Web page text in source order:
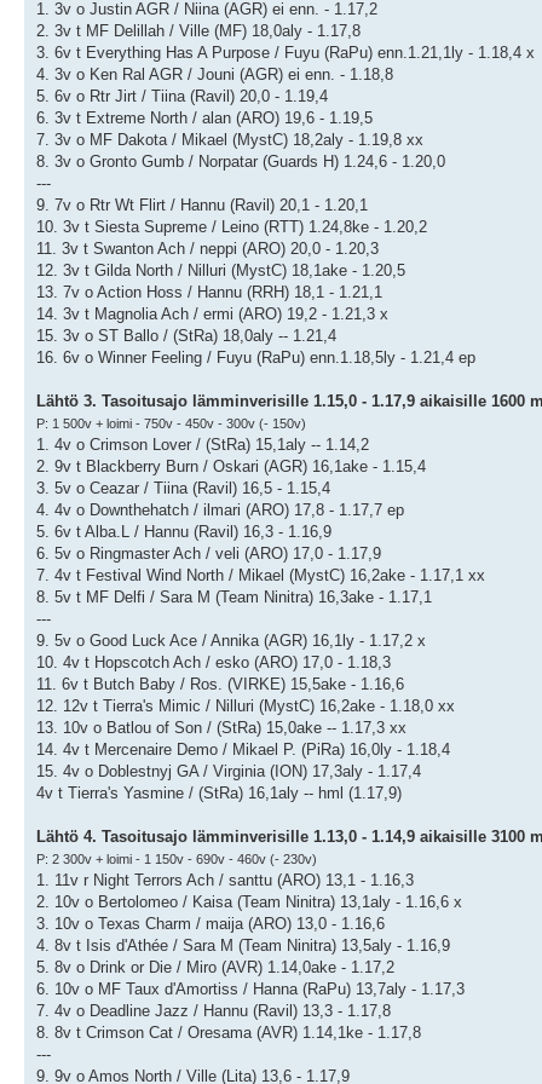
1. 3v o Justin AGR / Niina (AGR) ei enn. - 1.17,2
2. 3v t MF Delillah / Ville (MF) 18,0aly - 1.17,8
3. 6v t Everything Has A Purpose / Fuyu (RaPu) enn.1.21,1ly - 1.18,4 x
4. 3v o Ken Ral AGR / Jouni (AGR) ei enn. - 1.18,8
5. 6v o Rtr Jirt / Tiina (Ravil) 20,0 - 1.19,4
6. 3v t Extreme North / alan (ARO) 19,6 - 1.19,5
7. 3v o MF Dakota / Mikael (MystC) 18,2aly - 1.19,8 xx
8. 3v o Gronto Gumb / Norpatar (Guards H) 1.24,6 - 1.20,0
---
9. 7v o Rtr Wt Flirt / Hannu (Ravil) 20,1 - 1.20,1
10. 3v t Siesta Supreme / Leino (RTT) 1.24,8ke - 1.20,2
11. 3v t Swanton Ach / neppi (ARO) 20,0 - 1.20,3
12. 3v t Gilda North / Nilluri (MystC) 18,1ake - 1.20,5
13. 7v o Action Hoss / Hannu (RRH) 18,1 - 1.21,1
14. 3v t Magnolia Ach / ermi (ARO) 19,2 - 1.21,3 x
15. 3v o ST Ballo / (StRa) 18,0aly -- 1.21,4
16. 6v o Winner Feeling / Fuyu (RaPu) enn.1.18,5ly - 1.21,4 ep
Lähtö 3. Tasoitusajo lämminverisille 1.15,0 - 1.17,9 aikaisille 1600
P: 1 500v + loimi - 750v - 450v - 300v (- 150v)
1. 4v o Crimson Lover / (StRa) 15,1aly -- 1.14,2
2. 9v t Blackberry Burn / Oskari (AGR) 16,1ake - 1.15,4
3. 5v o Ceazar / Tiina (Ravil) 16,5 - 1.15,4
4. 4v o Downthehatch / ilmari (ARO) 17,8 - 1.17,7 ep
5. 6v t Alba.L / Hannu (Ravil) 16,3 - 1.16,9
6. 5v o Ringmaster Ach / veli (ARO) 17,0 - 1.17,9
7. 4v t Festival Wind North / Mikael (MystC) 16,2ake - 1.17,1 xx
8. 5v t MF Delfi / Sara M (Team Ninitra) 16,3ake - 1.17,1
---
9. 5v o Good Luck Ace / Annika (AGR) 16,1ly - 1.17,2 x
10. 4v t Hopscotch Ach / esko (ARO) 17,0 - 1.18,3
11. 6v t Butch Baby / Ros. (VIRKE) 15,5ake - 1.16,6
12. 12v t Tierra's Mimic / Nilluri (MystC) 16,2ake - 1.18,0 xx
13. 10v o Batlou of Son / (StRa) 15,0ake -- 1.17,3 xx
14. 4v t Mercenaire Demo / Mikael P. (PiRa) 16,0ly - 1.18,4
15. 4v o Doblestnyj GA / Virginia (ION) 17,3aly - 1.17,4
4v t Tierra's Yasmine / (StRa) 16,1aly -- hml (1.17,9)
Lähtö 4. Tasoitusajo lämminverisille 1.13,0 - 1.14,9 aikaisille 3100
P: 2 300v + loimi - 1 150v - 690v - 460v (- 230v)
1. 11v r Night Terrors Ach / santtu (ARO) 13,1 - 1.16,3
2. 10v o Bertolomeo / Kaisa (Team Ninitra) 13,1aly - 1.16,6 x
3. 10v o Texas Charm / maija (ARO) 13,0 - 1.16,6
4. 8v t Isis d'Athée / Sara M (Team Ninitra) 13,5aly - 1.16,9
5. 8v o Drink or Die / Miro (AVR) 1.14,0ake - 1.17,2
6. 10v o MF Taux d'Amortiss / Hanna (RaPu) 13,7aly - 1.17,3
7. 4v o Deadline Jazz / Hannu (Ravil) 13,3 - 1.17,8
8. 8v t Crimson Cat / Oresama (AVR) 1.14,1ke - 1.17,8
---
9. 9v o Amos North / Ville (Lita) 13,6 - 1.17,9